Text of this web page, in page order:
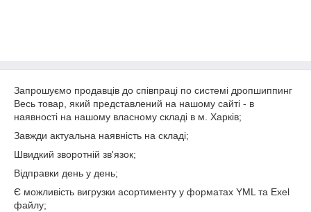
Запрошуємо продавців до співпраці по системі дропшиппинг
Весь товар, який представлений на нашому сайті - в
наявності на нашому власному складі в м. Харків;
Завжди актуальна наявність на складі;
Швидкий зворотній зв'язок;
Відправки день у день;
Є можливість вигрузки асортименту у форматах YML та Exel
файлу;